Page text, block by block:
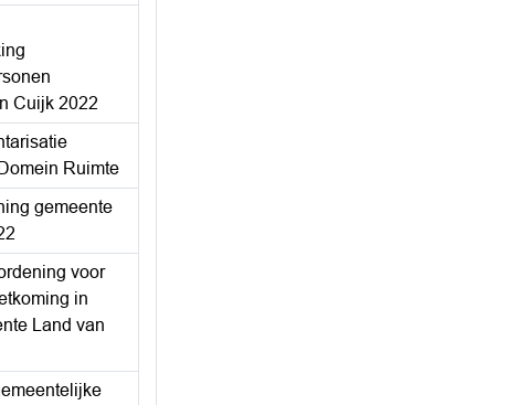
Cuijk 2022
Ruimte
gemeente
voor
in
Land van